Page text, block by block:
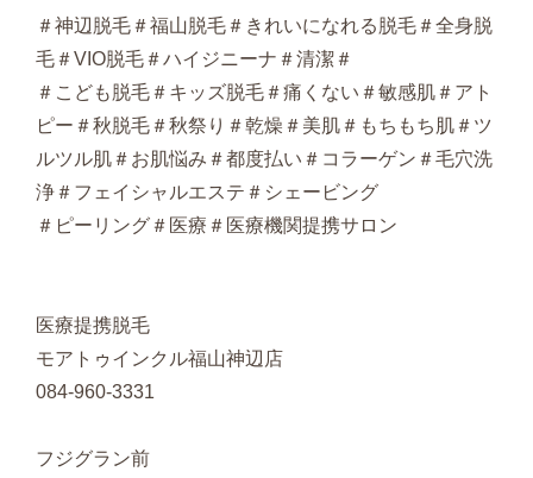
＃神辺脱毛＃福山脱毛＃きれいになれる脱毛＃全身脱
毛＃VIO脱毛＃ハイジニーナ＃清潔＃
＃こども脱毛＃キッズ脱毛＃痛くない＃敏感肌＃アト
ピー＃秋脱毛＃秋祭り＃乾燥＃美肌＃もちもち肌＃ツ
ルツル肌＃お肌悩み＃都度払い＃コラーゲン＃毛穴洗
浄＃フェイシャルエステ＃シェービング
＃ピーリング＃医療＃医療機関提携サロン
医療提携脱毛
モアトゥインクル福山神辺店
084-960-3331
フジグラン前